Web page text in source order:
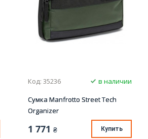
Код: 35236
в наличии
Сумка Manfrotto Street Tech
Organizer
1 771 ₴ Купить